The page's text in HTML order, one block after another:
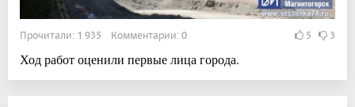
Прочитали: 1 935 Комментарии: 0 5 3
Ход работ оценили первые лица города.